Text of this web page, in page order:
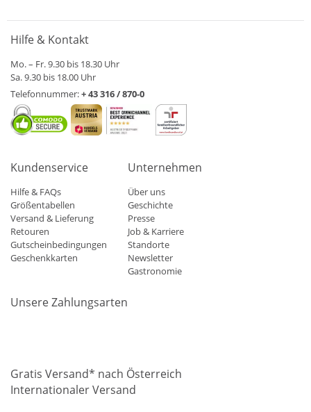
Hilfe & Kontakt
Mo. – Fr. 9.30 bis 18.30 Uhr
Sa. 9.30 bis 18.00 Uhr
Telefonnummer:+ 43 316 / 870-0
Kundenservice
Hilfe & FAQs
Größentabellen
Versand & Lieferung
Retouren
Gutscheinbedingungen
Geschenkkarten
Unternehmen
Über uns
Geschichte
Presse
Job & Karriere
Standorte
Newsletter
Gastronomie
Unsere Zahlungsarten
Gratis Versand* nach Österreich
Internationaler Versand